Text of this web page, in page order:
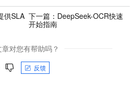
供SLA 下一篇： DeepSeek-OCR快速
开始指南
对您有帮助吗？
反馈